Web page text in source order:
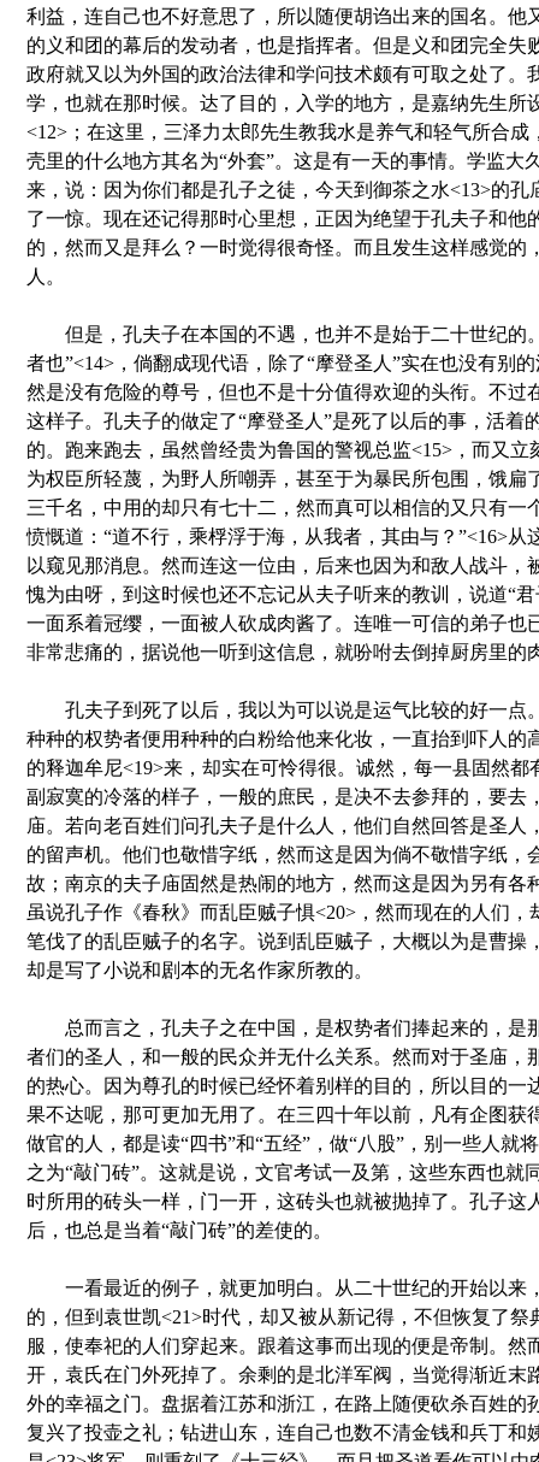
利益，连自己也不好意思了，所以随便胡诌出来的国名。他
的义和团的幕后的发动者，也是指挥者。但是义和团完全失
政府就又以为外国的政治法律和学问技术颇有可取之处了。
学，也就在那时候。达了目的，入学的地方，是嘉纳先生所
<12>；在这里，三泽力太郎先生教我水是养气和轻气所合成
壳里的什么地方其名为“外套”。这是有一天的事情。学监大
来，说：因为你们都是孔子之徒，今天到御茶之水<13>的孔
了一惊。现在还记得那时心里想，正因为绝望于孔夫子和他
的，然而又是拜么？一时觉得很奇怪。而且发生这样感觉的
人。
但是，孔夫子在本国的不遇，也并不是始于二十世纪的
者也”<14>，倘翻成现代语，除了“摩登圣人”实在也没有别
然是没有危险的尊号，但也不是十分值得欢迎的头衔。不过
这样子。孔夫子的做定了“摩登圣人”是死了以后的事，活着
的。跑来跑去，虽然曾经贵为鲁国的警视总监<15>，而又立
为权臣所轻蔑，为野人所嘲弄，甚至于为暴民所包围，饿扁
三千名，中用的却只有七十二，然而真可以相信的又只有一
愤慨道：“道不行，乘桴浮于海，从我者，其由与？”<16>从
以窥见那消息。然而连这一位由，后来也因为和敌人战斗，
愧为由呀，到这时候也还不忘记从夫子听来的教训，说道“
一面系着冠缨，一面被人砍成肉酱了。连唯一可信的弟子也
非常悲痛的，据说他一听到这信息，就吩咐去倒掉厨房里的
孔夫子到死了以后，我以为可以说是运气比较的好一点
种种的权势者便用种种的白粉给他来化妆，一直抬到吓人的
的释迦牟尼<19>来，却实在可怜得很。诚然，每一县固然都
副寂寞的冷落的样子，一般的庶民，是决不去参拜的，要去
庙。若向老百姓们问孔夫子是什么人，他们自然回答是圣人
的留声机。他们也敬惜字纸，然而这是因为倘不敬惜字纸，
故；南京的夫子庙固然是热闹的地方，然而这是因为另有各
虽说孔子作《春秋》而乱臣贼子惧<20>，然而现在的人们，
笔伐了的乱臣贼子的名字。说到乱臣贼子，大概以为是曹操
却是写了小说和剧本的无名作家所教的。
总而言之，孔夫子之在中国，是权势者们捧起来的，是
者们的圣人，和一般的民众并无什么关系。然而对于圣庙，
的热心。因为尊孔的时候已经怀着别样的目的，所以目的一
果不达呢，那可更加无用了。在三四十年以前，凡有企图获
做官的人，都是读“四书”和“五经”，做“八股”，别一些人就
之为“敲门砖”。这就是说，文官考试一及第，这些东西也就
时所用的砖头一样，门一开，这砖头也就被抛掉了。孔子这
后，也总是当着“敲门砖”的差使的。
一看最近的例子，就更加明白。从二十世纪的开始以来
的，但到袁世凯<21>时代，却又被从新记得，不但恢复了祭
服，使奉祀的人们穿起来。跟着这事而出现的便是帝制。然
开，袁氏在门外死掉了。余剩的是北洋军阀，当觉得渐近末
外的幸福之门。盘据着江苏和浙江，在路上随便砍杀百姓的
复兴了投壶之礼；钻进山东，连自己也数不清金钱和兵丁和